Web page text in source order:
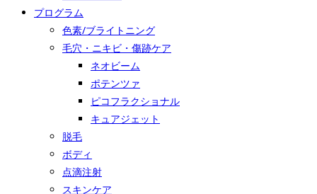
プログラム
色素/ブライトニング
毛穴・ニキビ・傷跡ケア
ネオビーム
ポテンツァ
ピコフラクショナル
キュアジェット
脱毛
ボディ
点滴注射
スキンケア